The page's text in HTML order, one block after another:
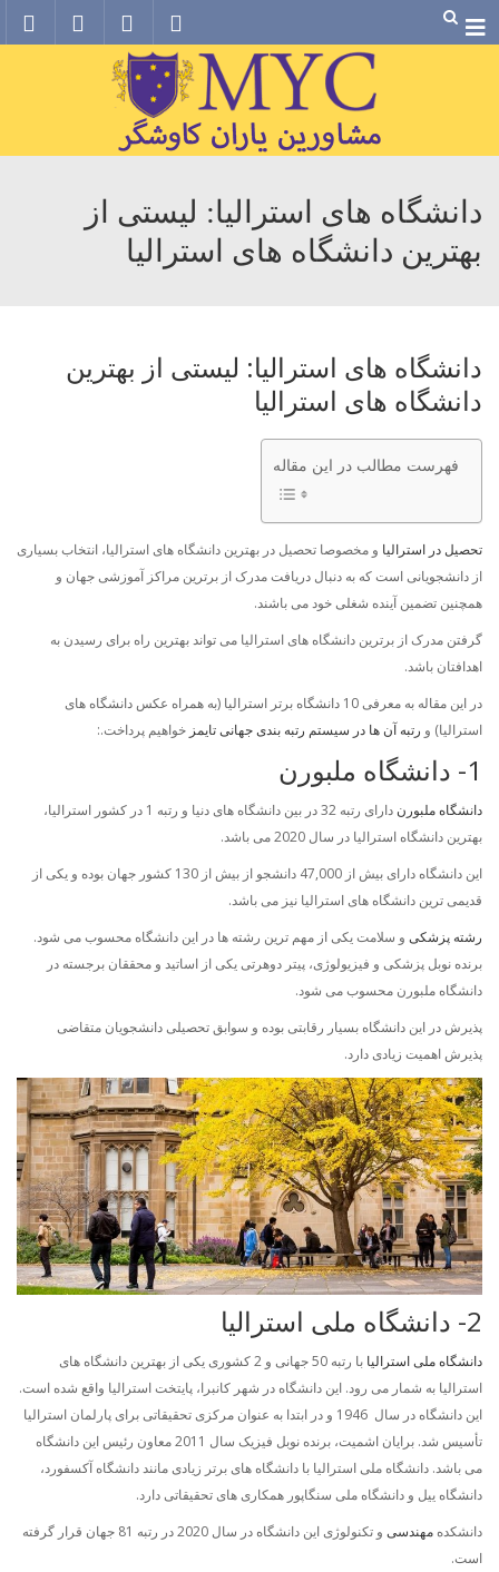
Menu
دانشگاه های استرالیا: لیستی از
بهترین دانشگاه های استرالیا
دانشگاه های استرالیا: لیستی از بهترین
دانشگاه های استرالیا
فهرست مطالب در این مقاله
تحصیل در استرالیا و مخصوصا تحصیل در بهترین دانشگاه های استرالیا، انتخاب بسیاری
از دانشجویانی است که به دنبال دریافت مدرک از برترین مراکز آموزشی جهان و
همچنین تضمین آینده شغلی خود می باشند.
گرفتن مدرک از برترین دانشگاه های استرالیا می تواند بهترین راه برای رسیدن به
اهدافتان باشد.
در این مقاله به معرفی 10 دانشگاه برتر استرالیا (به همراه عکس دانشگاه های
استرالیا) و رتبه آن ها در سیستم رتبه بندی جهانی تایمز خواهیم پرداخت.:
1- دانشگاه ملبورن
دانشگاه ملبورن
دارای رتبه 32 در بین دانشگاه های دنیا و رتبه 1 در کشور استرالیا،
بهترین دانشگاه استرالیا در سال 2020 می باشد.
این دانشگاه دارای بیش از 47,000 دانشجو از بیش از 130 کشور جهان بوده و یکی از
قدیمی ترین دانشگاه های استرالیا نیز می باشد.
رشته پزشکی و سلامت یکی از مهم ترین رشته ها در این دانشگاه محسوب می شود.
برنده نوبل پزشکی و فیزیولوژی، پیتر دوهرتی یکی از اساتید و محققان برجسته در
دانشگاه ملبورن محسوب می شود.
پذیرش در این دانشگاه بسیار رقابتی بوده و سوابق تحصیلی دانشجویان متقاضی
پذیرش اهمیت زیادی دارد.
2- دانشگاه ملی استرالیا
دانشگاه ملی استرالیا
با رتبه 50 جهانی و 2 کشوری یکی از بهترین دانشگاه های
استرالیا به شمار می رود. این دانشگاه در شهر کانبرا، پایتخت استرالیا واقع شده است.
این دانشگاه در سال 1946 و در ابتدا به عنوان مرکزی تحقیقاتی برای پارلمان استرالیا
تأسیس شد. برایان اشمیت، برنده نوبل فیزیک سال 2011 معاون رئیس این دانشگاه
می باشد. دانشگاه ملی استرالیا با دانشگاه های برتر زیادی مانند دانشگاه آکسفورد،
دانشگاه ییل و دانشگاه ملی سنگاپور همکاری های تحقیقاتی دارد.
دانشکده مهندسی
و تکنولوژی این دانشگاه در سال 2020 در رتبه 81 جهان قرار گرفته
است.